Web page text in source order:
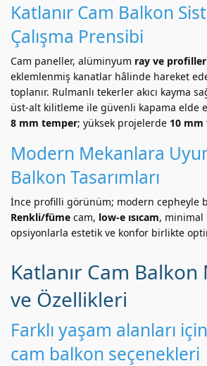
Katlanır Cam Balkon
Çalışma Prensibi
Cam paneller, alüminyum ray ve profiller
eklemlenmiş kanatlar hâlinde hareket
toplanır. Rulmanlı tekerler akıcı kayma
üst-alt kilitleme ile güvenli kapama elde
8 mm temper; yüksek projelerde 10 mm
Modern Mekanlara
Balkon Tasarımları
İnce profilli görünüm; modern cepheyle
Renkli/füme cam, low-e ısıcam,
opsiyonlarla estetik ve konfor birlikte
Katlanır Cam
ve Özellikleri
Farklı yaşam alanları
cam balkon seçenekleri